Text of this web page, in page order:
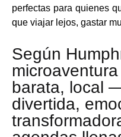
perfectas para quienes
que viajar lejos, gastar
Según
barata, local
divertida,